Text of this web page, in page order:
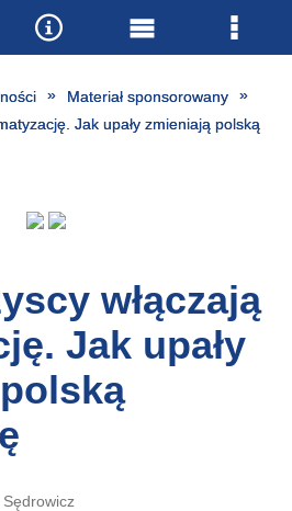
Materiał sponsorowany
Jak upały zmieniają polską
włączają
Jak upały
Sędrowicz
NarzędziaMenu
główne
Menu